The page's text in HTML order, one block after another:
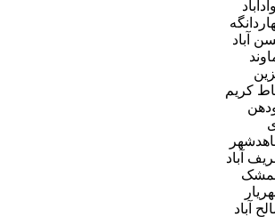
آباد
کریم
آباد
آباد